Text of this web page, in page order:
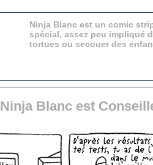
Ninja Blanc est un comic
spécial, assez peu impliqué
tortues ou secouer des
Ninja Blanc est